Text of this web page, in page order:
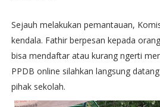
Sejauh melakukan pemantauan,
kendala. Fathir berpesan kepada
bisa mendaftar atau kurang ngerti
PPDB online silahkan langsung
pihak sekolah.